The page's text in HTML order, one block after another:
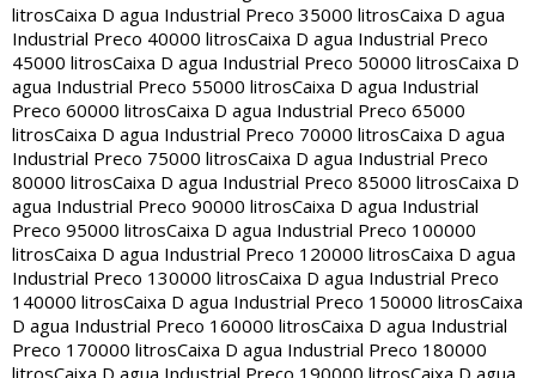
litrosCaixa D agua Industrial Preco 35000 litrosCaixa D agua
Industrial Preco 40000 litrosCaixa D agua Industrial Preco
45000 litrosCaixa D agua Industrial Preco 50000 litrosCaixa D
agua Industrial Preco 55000 litrosCaixa D agua Industrial
Preco 60000 litrosCaixa D agua Industrial Preco 65000
litrosCaixa D agua Industrial Preco 70000 litrosCaixa D agua
Industrial Preco 75000 litrosCaixa D agua Industrial Preco
80000 litrosCaixa D agua Industrial Preco 85000 litrosCaixa D
agua Industrial Preco 90000 litrosCaixa D agua Industrial
Preco 95000 litrosCaixa D agua Industrial Preco 100000
litrosCaixa D agua Industrial Preco 120000 litrosCaixa D agua
Industrial Preco 130000 litrosCaixa D agua Industrial Preco
140000 litrosCaixa D agua Industrial Preco 150000 litrosCaixa
D agua Industrial Preco 160000 litrosCaixa D agua Industrial
Preco 170000 litrosCaixa D agua Industrial Preco 180000